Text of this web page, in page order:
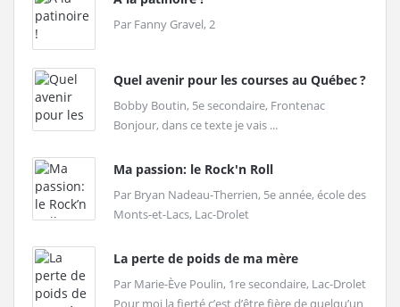
Par Fanny Gravel, 2
Quel avenir pour les courses au Québec ?
Bobby Boutin, 5e secondaire, Frontenac
Bonjour, dans ce texte je vais ...
Ma passion: le Rock'n Roll
Par Bryan Nadeau-Therrien, 5e année, école des
Monts-et-Lacs, Lac-Drolet
La perte de poids de ma mère
Par Marie-Ève Poulin, 1re secondaire, Lac-Drolet
Pour moi la fierté c’est d’être fière de quelqu’un